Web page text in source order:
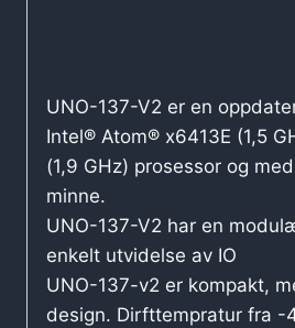
UNO-137-V2 er en
Intel® Atom® x6413E (1,5
(1,9 GHz) prosessor og
minne.
UNO-137-V2 har en
enkelt utvidelse av IO
UNO-137-v2 er kompakt,
design. Dirfttempratur fra